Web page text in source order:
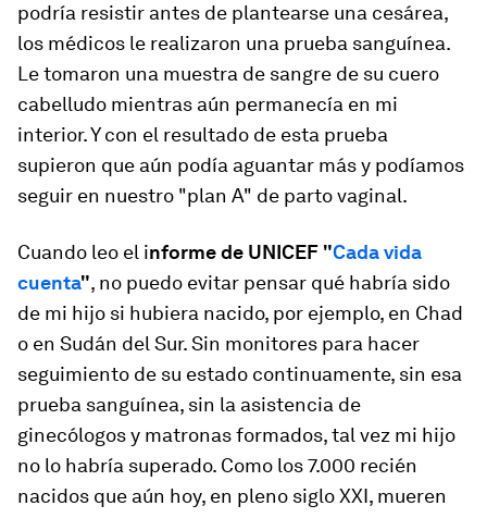
podría resistir antes de plantearse una cesárea,
los médicos le realizaron una prueba sanguínea.
Le tomaron una muestra de sangre de su cuero
cabelludo mientras aún permanecía en mi
interior. Y con el resultado de esta prueba
supieron que aún podía aguantar más y podíamos
seguir en nuestro "plan A" de parto vaginal.
Cuando leo el informe de UNICEF "Cada vida
cuenta", no puedo evitar pensar qué habría sido
de mi hijo si hubiera nacido, por ejemplo, en Chad
o en Sudán del Sur. Sin monitores para hacer
seguimiento de su estado continuamente, sin esa
prueba sanguínea, sin la asistencia de
ginecólogos y matronas formados, tal vez mi hijo
no lo habría superado. Como los 7.000 recién
nacidos que aún hoy, en pleno siglo XXI, mueren